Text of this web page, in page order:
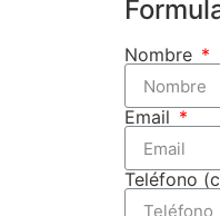
Nombre
Email
Teléfono